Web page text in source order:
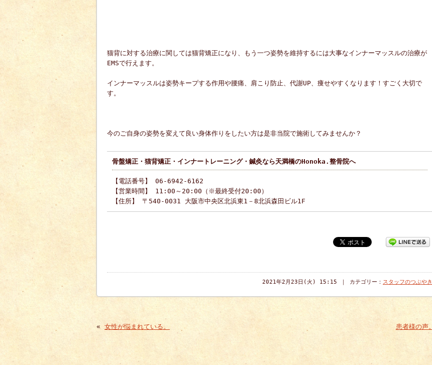
猫背に対する治療に関しては猫背矯正になり、もう一つ姿勢を維持するには大事なインナーマッスルの治療が
EMSで行えます。
インナーマッスルは姿勢キープする作用や腰痛、肩こり防止、代謝UP、痩せやすくなります！すごく大切で
す。
今のご自身の姿勢を変えて良い身体作りをしたい方は是非当院で施術してみませんか？
骨盤矯正・猫背矯正・インナートレーニング・鍼灸なら天満橋のHonoka.整骨院へ
【電話番号】 06-6942-6162
【営業時間】 11:00～20:00（※最終受付20:00）
【住所】 〒540-0031 大阪市中央区北浜東1－8北浜森田ビル1F
2021年2月23日(火) 15:15 ｜ カテゴリー： スタッフのつぶやき
« 女性が悩まれている。 患者様の声。